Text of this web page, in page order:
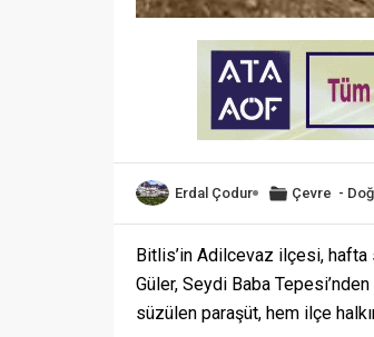
Erdal Çodur Çevre -
Bitlis’in Adilcevaz ilçesi, hafta
Güler, Seydi Baba
süzülen paraşüt, hem ilçe